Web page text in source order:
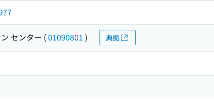
センター (01090801 ) 典拠